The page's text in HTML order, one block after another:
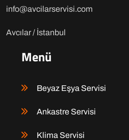
info@avcilarservisi.com
Avcılar / İstanbul
Menü
Beyaz Eşya Servisi
Ankastre Servisi
Klima Servisi